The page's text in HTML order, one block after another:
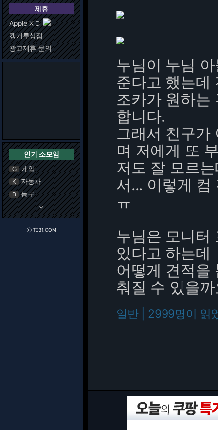
제휴
Apple X C
캥거루상점
광고제휴 문의
인기 소모임
G 게임
K 자동차
B 농구
keyboard_arrow_down
ⓒ TE31.COM
누님이 누님
준다고 했는데
조카가 원하는
합니다.
그래서 친구가
며 저에게 또
저도 잘 모르
서... 이렇게 컴
ㅠ
누님은 모니터
있다고 하는데
어떻게 견적을
춰질 수 있을
일반 | 2999명이 읽